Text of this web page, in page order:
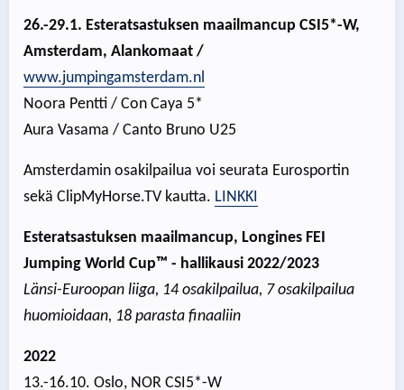
26.-29.1. Esteratsastuksen maailmancup CSI5*-W,
Amsterdam, Alankomaat /
www.jumpingamsterdam.nl
Noora Pentti / Con Caya 5*
Aura Vasama / Canto Bruno U25
Amsterdamin osakilpailua voi seurata Eurosportin
sekä ClipMyHorse.TV kautta. LINKKI
Esteratsastuksen maailmancup, Longines FEI
Jumping World Cup™ - hallikausi 2022/2023
Länsi-Euroopan liiga, 14 osakilpailua, 7 osakilpailua
huomioidaan, 18 parasta finaaliin
2022
13.-16.10. Oslo, NOR CSI5*-W